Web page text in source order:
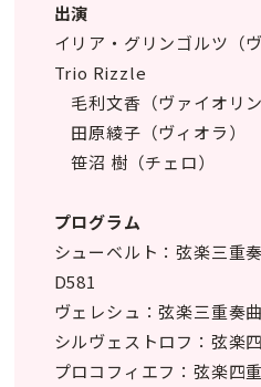
出演
イリア・グリンゴルツ（
Trio Rizzle
毛利文香（ヴァイオリン
田原綾子（ヴィオラ）
笹沼 樹（チェロ）
プログラム
シューベルト：弦楽三重
D581
ヴェレシュ：弦楽三重奏曲
シルヴェストロフ：弦楽
プロコフィエフ：弦楽四